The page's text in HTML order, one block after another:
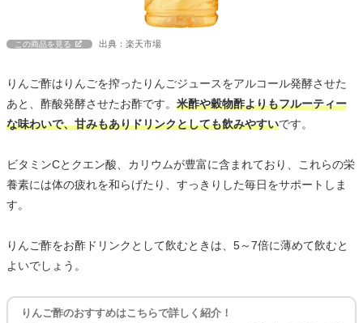
この商品を見る 出典：楽天市場
りんご酢はりんごを搾ったりんごジュースをアルコール発酵させた
あと、酢酸発酵させたお酢です。 米酢や穀物酢よりもフルーティー
な味わいで、甘みもありドリンクとしても飲みやすいです。
ビタミンCとクエン酸、カリウムが豊富に含まれており、これらの栄
養素には体の疲れを和らげたり、すっきりした毎日をサポートしま
す。
りんご酢をお酢ドリンクとして飲むときは、5～7倍に薄めて飲むと
よいでしょう。
りんご酢のおすすめはこちらで詳しく紹介！